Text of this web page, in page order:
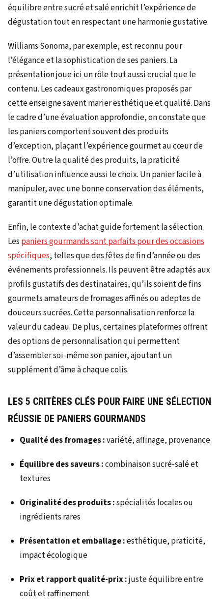
équilibre entre sucré et salé enrichit l’expérience de
dégustation tout en respectant une harmonie gustative.
Williams Sonoma, par exemple, est reconnu pour
l’élégance et la sophistication de ses paniers. La
présentation joue ici un rôle tout aussi crucial que le
contenu. Les cadeaux gastronomiques proposés par
cette enseigne savent marier esthétique et qualité. Dans
le cadre d’une évaluation approfondie, on constate que
les paniers comportent souvent des produits
d’exception, plaçant l’expérience gourmet au cœur de
l’offre. Outre la qualité des produits, la praticité
d’utilisation influence aussi le choix. Un panier facile à
manipuler, avec une bonne conservation des éléments,
garantit une dégustation optimale.
Enfin, le contexte d’achat guide fortement la sélection.
Les paniers gourmands sont parfaits pour des occasions
spécifiques, telles que des fêtes de fin d’année ou des
événements professionnels. Ils peuvent être adaptés aux
profils gustatifs des destinataires, qu’ils soient de fins
gourmets amateurs de fromages affinés ou adeptes de
douceurs sucrées. Cette personnalisation renforce la
valeur du cadeau. De plus, certaines plateformes offrent
des options de personnalisation qui permettent
d’assembler soi-même son panier, ajoutant un
supplément d’âme à chaque colis.
LES 5 CRITÈRES CLÉS POUR FAIRE UNE SÉLECTION
RÉUSSIE DE PANIERS GOURMANDS
Qualité des fromages :variété, affinage, provenance
Équilibre des saveurs :combinaison sucré-salé et
textures
Originalité des produits :spécialités locales ou
ingrédients rares
Présentation et emballage :esthétique, praticité,
impact écologique
Prix et rapport qualité-prix :juste équilibre entre
coût et raffinement